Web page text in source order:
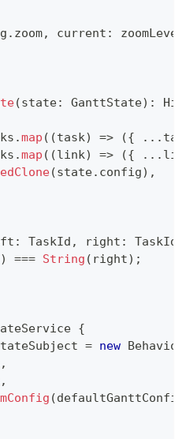
. zoom, current :
(state: GanttState) :
.map ( (task) => ({ ...
.map ( (link) => ({ ...
(state. config) ,
: TaskId , right : TaskId
) === String ( right) ;
{
= new
,
,
(defaultGanttConfig